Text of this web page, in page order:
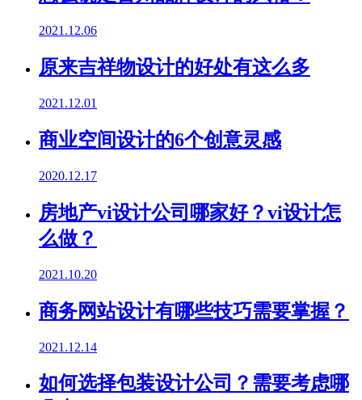
2021.12.06
原来吉祥物设计的好处有这么多
2021.12.01
商业空间设计的6个创意灵感
2020.12.17
房地产vi设计公司哪家好？vi设计怎
么做？
2021.10.20
商务网站设计有哪些技巧需要掌握？
2021.12.14
如何选择包装设计公司？需要考虑哪